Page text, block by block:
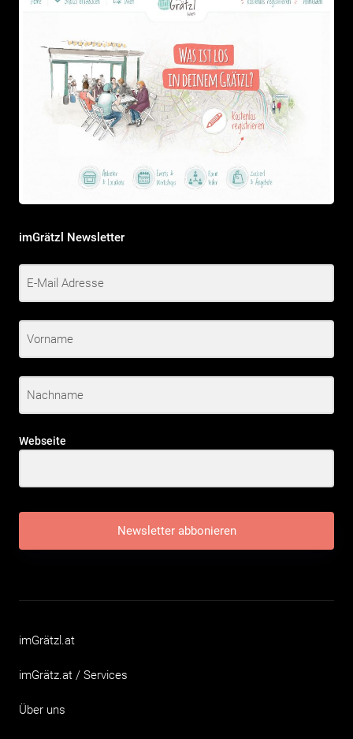
imGrätzl Newsletter
Webseite
Newsletter abbonieren
imGrätzl.at
imGrätz.at / Services
Über uns